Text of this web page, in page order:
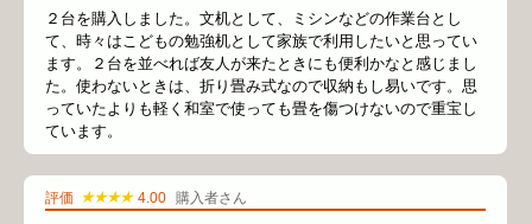
２台を購入しました。文机として、ミシンなどの作業台とし
て、時々はこどもの勉強机として家族で利用したいと思ってい
ます。２台を並べれば友人が来たときにも便利かなと感じまし
た。使わないときは、折り畳み式なので収納もし易いです。思
っていたよりも軽く和室で使っても畳を傷つけないので重宝し
ています。
評価 ★★★★ 4.00 購入者さん